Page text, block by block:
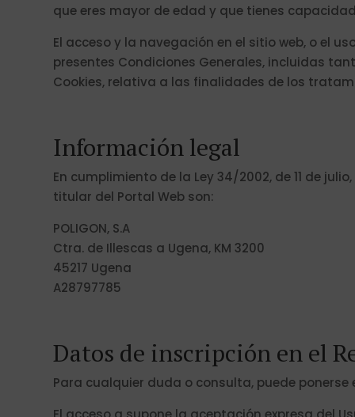
que eres mayor de edad y que tienes
El acceso y la navegación en el sitio web, o el
presentes Condiciones Generales, incluidas
Cookies, relativa a las finalidades de los
Información legal
En cumplimiento de la Ley 34/2002, de 11 de
titular del Portal Web son:
POLIGON, S.A
Ctra. de Illescas a Ugena, KM 3200
45217 Ugena
A28797785
Datos de inscripción en el
Para cualquier duda o consulta, puede